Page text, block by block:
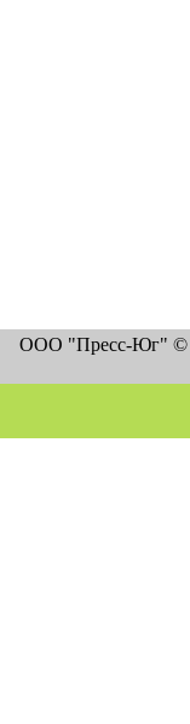
ООО "Пресс-Юг" ©